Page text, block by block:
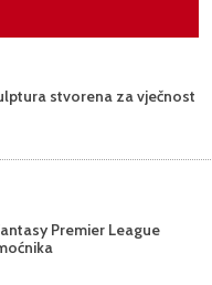
stvorena za vječnost
Premier League